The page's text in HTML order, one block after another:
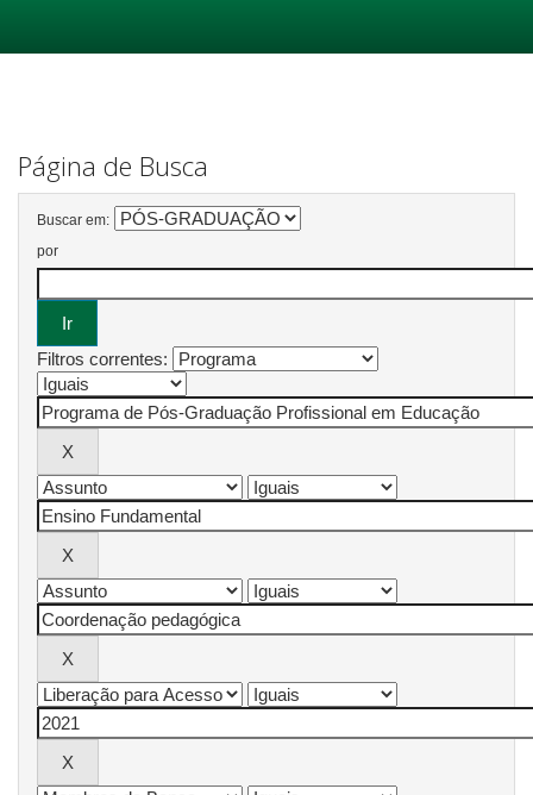
Página de Busca
Buscar em:
por
Filtros correntes: